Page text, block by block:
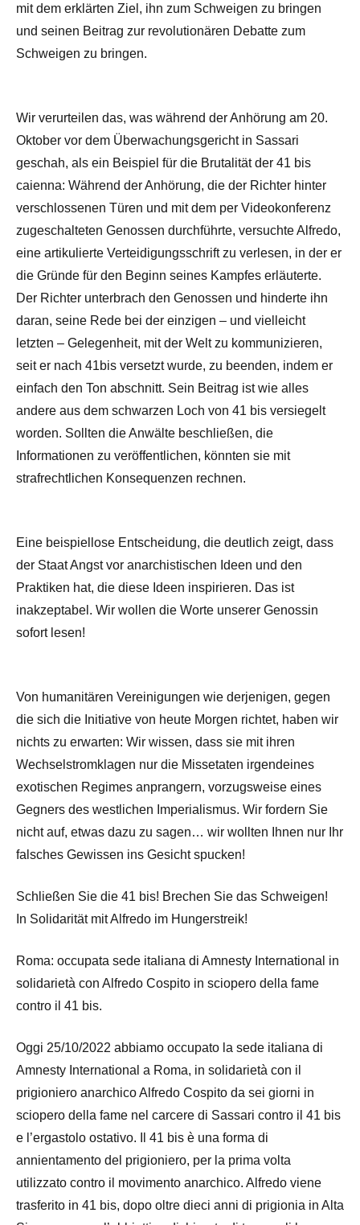
mit dem erklärten Ziel, ihn zum Schweigen zu bringen
und seinen Beitrag zur revolutionären Debatte zum
Schweigen zu bringen.
Wir verurteilen das, was während der Anhörung am 20.
Oktober vor dem Überwachungsgericht in Sassari
geschah, als ein Beispiel für die Brutalität der 41 bis
caienna: Während der Anhörung, die der Richter hinter
verschlossenen Türen und mit dem per Videokonferenz
zugeschalteten Genossen durchführte, versuchte Alfredo,
eine artikulierte Verteidigungsschrift zu verlesen, in der er
die Gründe für den Beginn seines Kampfes erläuterte.
Der Richter unterbrach den Genossen und hinderte ihn
daran, seine Rede bei der einzigen – und vielleicht
letzten – Gelegenheit, mit der Welt zu kommunizieren,
seit er nach 41bis versetzt wurde, zu beenden, indem er
einfach den Ton abschnitt. Sein Beitrag ist wie alles
andere aus dem schwarzen Loch von 41 bis versiegelt
worden. Sollten die Anwälte beschließen, die
Informationen zu veröffentlichen, könnten sie mit
strafrechtlichen Konsequenzen rechnen.
Eine beispiellose Entscheidung, die deutlich zeigt, dass
der Staat Angst vor anarchistischen Ideen und den
Praktiken hat, die diese Ideen inspirieren. Das ist
inakzeptabel. Wir wollen die Worte unserer Genossin
sofort lesen!
Von humanitären Vereinigungen wie derjenigen, gegen
die sich die Initiative von heute Morgen richtet, haben wir
nichts zu erwarten: Wir wissen, dass sie mit ihren
Wechselstromklagen nur die Missetaten irgendeines
exotischen Regimes anprangern, vorzugsweise eines
Gegners des westlichen Imperialismus. Wir fordern Sie
nicht auf, etwas dazu zu sagen… wir wollten Ihnen nur Ihr
falsches Gewissen ins Gesicht spucken!
Schließen Sie die 41 bis! Brechen Sie das Schweigen!
In Solidarität mit Alfredo im Hungerstreik!
Roma: occupata sede italiana di Amnesty International in
solidarietà con Alfredo Cospito in sciopero della fame
contro il 41 bis.
Oggi 25/10/2022 abbiamo occupato la sede italiana di
Amnesty International a Roma, in solidarietà con il
prigioniero anarchico Alfredo Cospito da sei giorni in
sciopero della fame nel carcere di Sassari contro il 41 bis
e l’ergastolo ostativo. Il 41 bis è una forma di
annientamento del prigioniero, per la prima volta
utilizzato contro il movimento anarchico. Alfredo viene
trasferito in 41 bis, dopo oltre dieci anni di prigionia in Alta